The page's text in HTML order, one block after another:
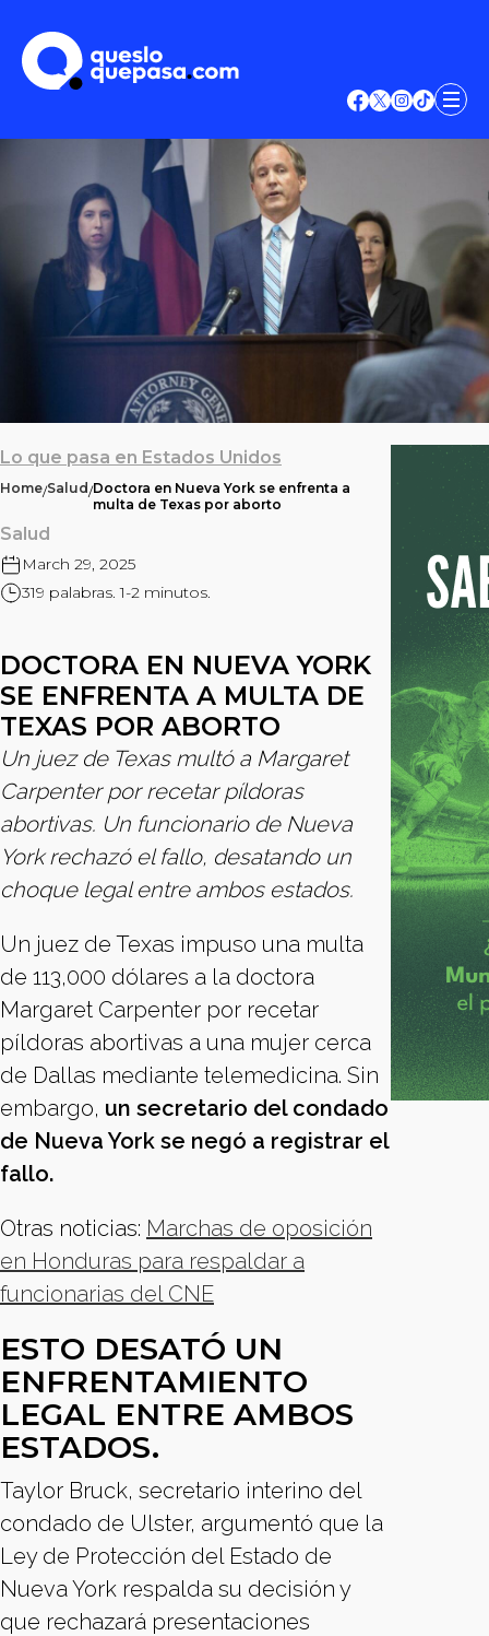
Lo que pasa en Estados Unidos
Home/Salud/Doctora en Nueva York se enfrenta a
multa de Texas por aborto
Salud
March 29, 2025
319 palabras. 1-2 minutos.
DOCTORA EN NUEVA YORK
SE ENFRENTA A MULTA DE
TEXAS POR ABORTO
Un juez de Texas multó a Margaret
Carpenter por recetar píldoras
abortivas. Un funcionario de Nueva
York rechazó el fallo, desatando un
choque legal entre ambos estados.
Un juez de Texas impuso una multa
de 113,000 dólares a la doctora
Margaret Carpenter por recetar
píldoras abortivas a una mujer cerca
de Dallas mediante telemedicina. Sin
embargo, un secretario del condado
de Nueva York se negó a registrar el
fallo.
Otras noticias: Marchas de oposición
en Honduras para respaldar a
funcionarias del CNE
ESTO DESATÓ UN
ENFRENTAMIENTO
LEGAL ENTRE AMBOS
ESTADOS.
Taylor Bruck, secretario interino del
condado de Ulster, argumentó que la
Ley de Protección del Estado de
Nueva York respalda su decisión y
que rechazará presentaciones